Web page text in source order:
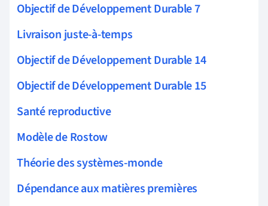
Objectif de Développement Durable 7
Livraison juste-à-temps
Objectif de Développement Durable 14
Objectif de Développement Durable 15
Santé reproductive
Modèle de Rostow
Théorie des systèmes-monde
Dépendance aux matières premières